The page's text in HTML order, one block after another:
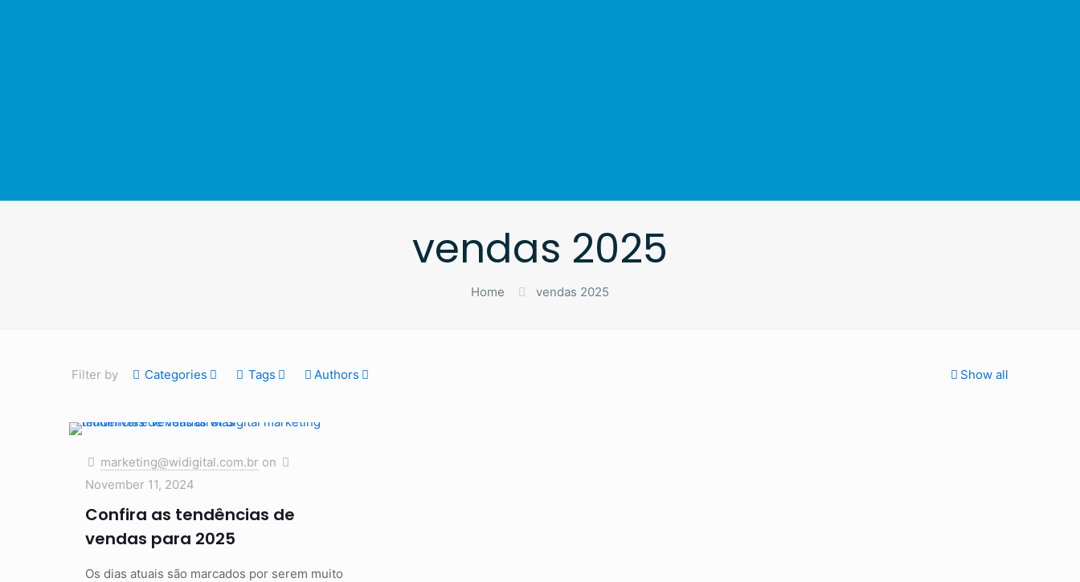
vendas 2025
Home vendas 2025
Filter by Categories Tags Authors Show all
marketing@widigital.com.br on
November 11, 2024
Confira as tendências de
vendas para 2025
Os dias atuais são marcados por serem muito